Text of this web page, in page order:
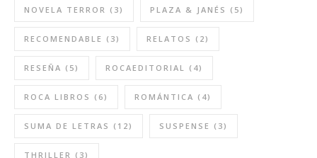
NOVELA TERROR (3) PLAZA & JANÉS (5)
RECOMENDABLE (3) RELATOS (2)
RESEÑA (5) ROCAEDITORIAL (4)
ROCA LIBROS (6) ROMÁNTICA (4)
SUMA DE LETRAS (12) SUSPENSE (3)
THRILLER (3)